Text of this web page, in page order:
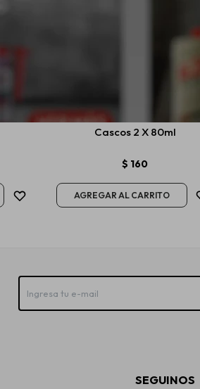
Senfineco Kit Mantenimiento
Cascos 2 X 80ml
$ 160
SEGUINOS